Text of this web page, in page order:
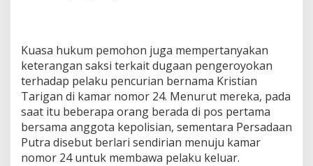
Kuasa hukum pemohon juga mempertanyakan
keterangan saksi terkait dugaan pengeroyokan
terhadap pelaku pencurian bernama Kristian
Tarigan di kamar nomor 24. Menurut mereka, pada
saat itu beberapa orang berada di pos pertama
bersama anggota kepolisian, sementara Persadaan
Putra disebut berlari sendirian menuju kamar
nomor 24 untuk membawa pelaku keluar.